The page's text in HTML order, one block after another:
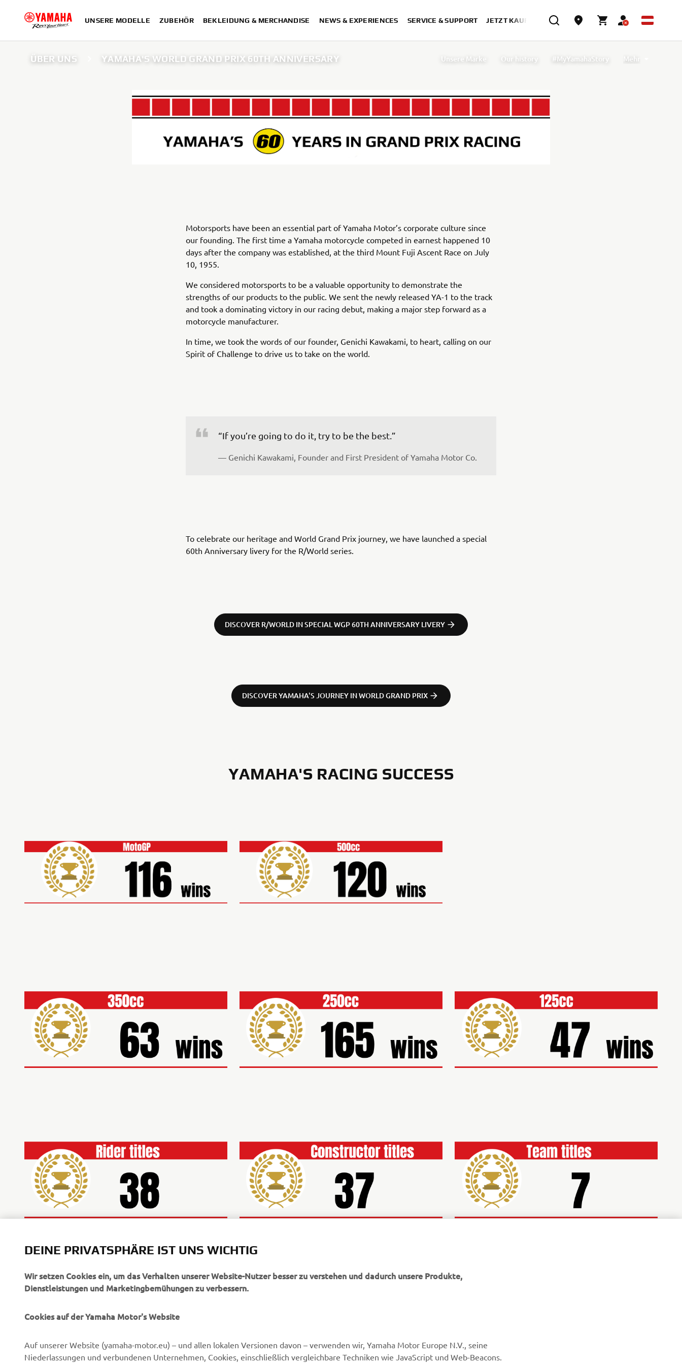
UNSERE MODELLE ZUBEHÖR BEKLEIDUNG & MERCHANDISE NEWS & EXPERIENCES SERVICE & SUPPORT JETZT KAUFEN
ÜBER UNS YAMAHA'S WORLD GRAND PRIX 60TH ANNIVERSARY Unsere Marke Our history
#MyYamahaStory
Mehr
Motorsports have been an essential part of Yamaha Motor’s corporate culture since
our founding. The first time a Yamaha motorcycle competed in earnest happened 10
days after the company was established, at the third Mount Fuji Ascent Race on July
10, 1955.
We considered motorsports to be a valuable opportunity to demonstrate the
strengths of our products to the public. We sent the newly released YA-1 to the track
and took a dominating victory in our racing debut, making a major step forward as a
motorcycle manufacturer.
In time, we took the words of our founder, Genichi Kawakami, to heart, calling on our
Spirit of Challenge to drive us to take on the world.
“If you’re going to do it, try to be the best.”
— Genichi Kawakami, Founder and First President of Yamaha Motor Co.
To celebrate our heritage and World Grand Prix journey, we have launched a special
60th Anniversary livery for the R/World series.
DISCOVER R/WORLD IN SPECIAL WGP 60TH ANNIVERSARY LIVERY
DISCOVER YAMAHA'S JOURNEY IN WORLD GRAND PRIX
YAMAHA'S RACING SUCCESS
UNTERNEHMEN
Über uns
B2B
eBike Antriebe
MyYamaha
Webshop Support
Erfahre als Erster von den neuesten Angeboten,
Sonderveranstaltungen, Neuerscheinungen und vielem mehr.
DEINE PRIVATSPHÄRE IST UNS WICHTIG
Wir setzen Cookies ein, um das Verhalten unserer Website-Nutzer besser zu verstehen und dadurch unsere Produkte,
Dienstleistungen und Marketingbemühungen zu verbessern.
Cookies auf der Yamaha Motor's Website
Auf unserer Website (yamaha-motor.eu) – und allen lokalen Versionen davon – verwenden wir, Yamaha Motor Europe N.V., seine
Niederlassungen und verbundenen Unternehmen, Cookies, einschließlich vergleichbare Techniken wie JavaScript und Web-Beacons.